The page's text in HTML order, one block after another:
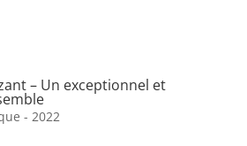
– Un exceptionnel et
- 2022